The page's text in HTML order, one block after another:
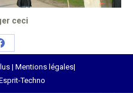
ceci
Share
on
Facebook
| Mentions légales|
Techno